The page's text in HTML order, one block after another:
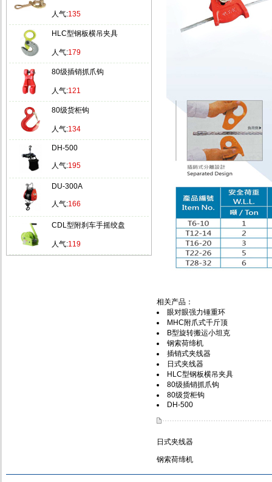
相关产品：
眼对眼强力锤重环
MHC附爪式千斤顶
B型旋转搬运小坦克
钢索荷缔机
插销式夹线器
日式夹线器
HLC型钢板横吊夹具
80级插销抓爪钩
80级货柜钩
DH-500
日式夹线器
钢索荷缔机
人气:135
HLC型钢板横吊夹具
人气:179
80级插销抓爪钩
人气:121
80级货柜钩
人气:134
DH-500
人气:195
DU-300A
人气:166
CDL型附刹车手摇绞盘
人气:119